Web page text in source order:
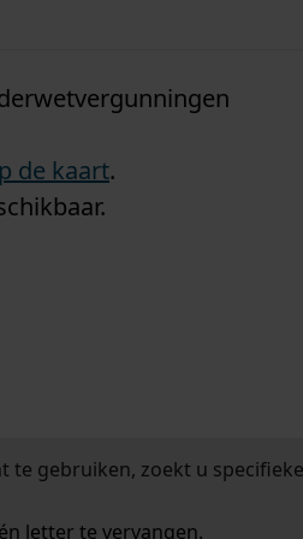
de kaart.
te gebruiken, zoekt u
letter te vervangen.